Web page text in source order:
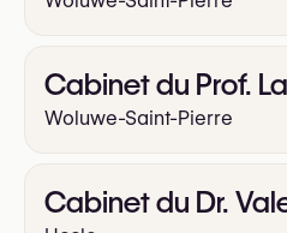
Cabinet du Prof.
Woluwe-Saint-Pierre
Cabinet du Dr.